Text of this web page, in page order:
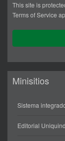
This site is
Terms of Service
Minisitios
Sistema
Editorial